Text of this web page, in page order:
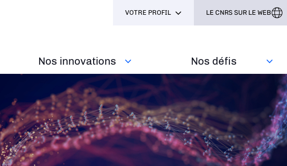
Nos innovations Nos défis‎
VOTRE PROFIL LE CNRS SUR LE WEB